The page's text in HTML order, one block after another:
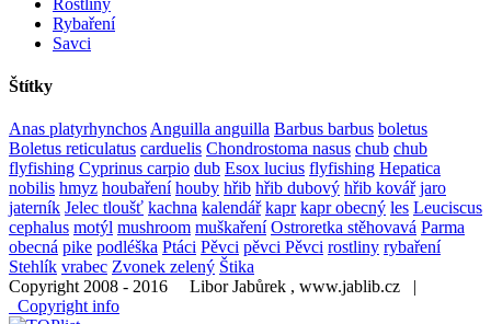
Rybaření
Savci
Štítky
Anas platyrhynchos Anguilla anguilla Barbus barbus boletus
Boletus reticulatus carduelis Chondrostoma nasus chub chub
flyfishing Cyprinus carpio dub Esox lucius flyfishing Hepatica
nobilis hmyz houbaření houby hřib hřib dubový hřib kovář jaro
jaterník Jelec tloušť kachna kalendář kapr kapr obecný les Leuciscus
cephalus motýl mushroom muškaření Ostroretka stěhovavá Parma
obecná pike podléška Ptáci Pěvci pěvci Pěvci rostliny rybaření
Stehlík vrabec Zvonek zelený Štika
Copyright 2008 - 2016 Libor Jabůrek , www.jablib.cz |
Copyright info